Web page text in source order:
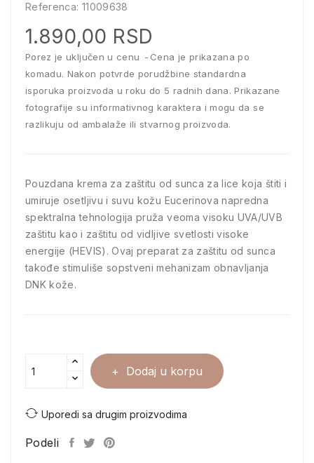
Referenca: 11009638
1.890,00 RSD
Porez je uključen u cenu
Cena je prikazana po
komadu. Nakon potvrde porudžbine standardna
isporuka proizvoda u roku do 5 radnih dana. Prikazane
fotografije su informativnog karaktera i mogu da se
razlikuju od ambalaže ili stvarnog proizvoda.
Pouzdana krema za zaštitu od sunca za lice koja štiti i
umiruje osetljivu i suvu kožu Eucerinova napredna
spektralna tehnologija pruža veoma visoku UVA/UVB
zaštitu kao i zaštitu od vidljive svetlosti visoke
energije (HEVIS). Ovaj preparat za zaštitu od sunca
takođe stimuliše sopstveni mehanizam obnavljanja
DNK kože.
Dodaj u korpu
Uporedi sa drugim proizvodima
Podeli